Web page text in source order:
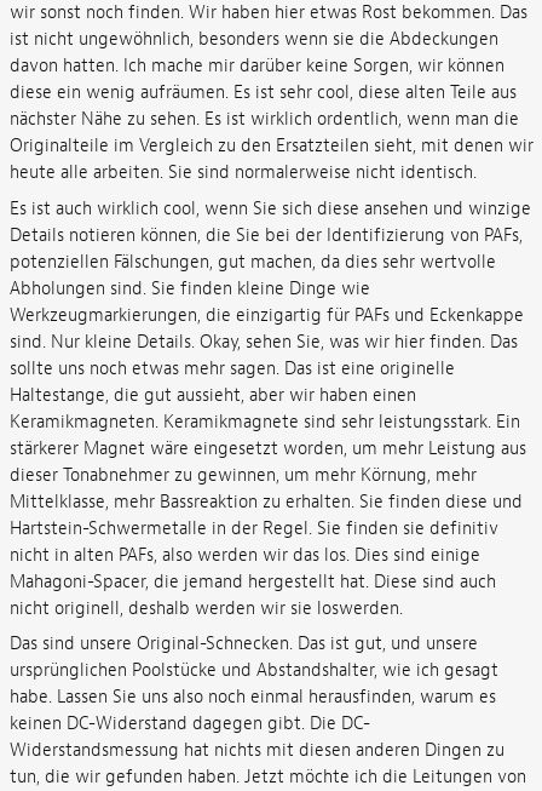
wir sonst noch finden. Wir haben hier etwas Rost bekommen. Das
ist nicht ungewöhnlich, besonders wenn sie die Abdeckungen
davon hatten. Ich mache mir darüber keine Sorgen, wir können
diese ein wenig aufräumen. Es ist sehr cool, diese alten Teile aus
nächster Nähe zu sehen. Es ist wirklich ordentlich, wenn man die
Originalteile im Vergleich zu den Ersatzteilen sieht, mit denen wir
heute alle arbeiten. Sie sind normalerweise nicht identisch.
Es ist auch wirklich cool, wenn Sie sich diese ansehen und winzige
Details notieren können, die Sie bei der Identifizierung von PAFs,
potenziellen Fälschungen, gut machen, da dies sehr wertvolle
Abholungen sind. Sie finden kleine Dinge wie
Werkzeugmarkierungen, die einzigartig für PAFs und Eckenkappe
sind. Nur kleine Details. Okay, sehen Sie, was wir hier finden. Das
sollte uns noch etwas mehr sagen. Das ist eine originelle
Haltestange, die gut aussieht, aber wir haben einen
Keramikmagneten. Keramikmagnete sind sehr leistungsstark. Ein
stärkerer Magnet wäre eingesetzt worden, um mehr Leistung aus
dieser Tonabnehmer zu gewinnen, um mehr Körnung, mehr
Mittelklasse, mehr Bassreaktion zu erhalten. Sie finden diese und
Hartstein-Schwermetalle in der Regel. Sie finden sie definitiv
nicht in alten PAFs, also werden wir das los. Dies sind einige
Mahagoni-Spacer, die jemand hergestellt hat. Diese sind auch
nicht originell, deshalb werden wir sie loswerden.
Das sind unsere Original-Schnecken. Das ist gut, und unsere
ursprünglichen Poolstücke und Abstandshalter, wie ich gesagt
habe. Lassen Sie uns also noch einmal herausfinden, warum es
keinen DC-Widerstand dagegen gibt. Die DC-
Widerstandsmessung hat nichts mit diesen anderen Dingen zu
tun, die wir gefunden haben. Jetzt möchte ich die Leitungen von